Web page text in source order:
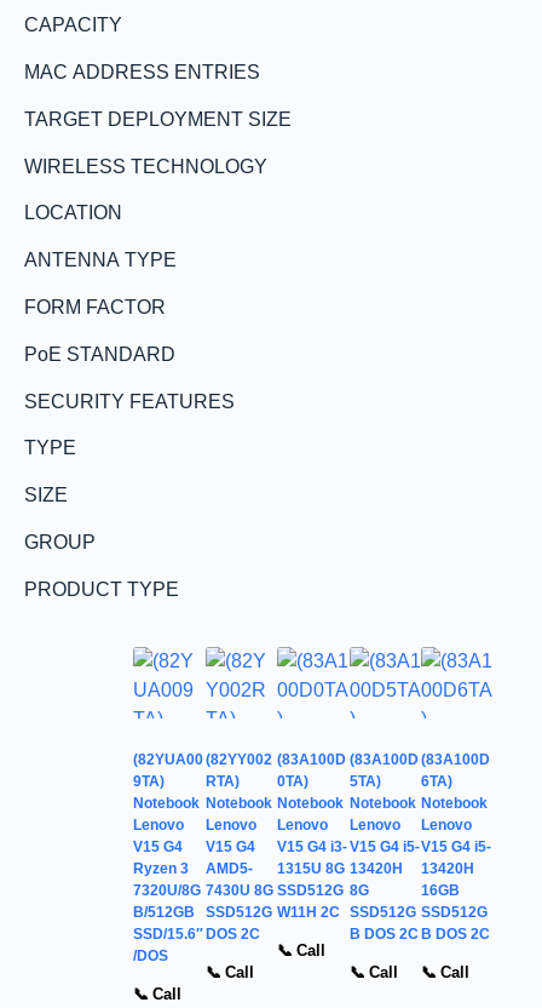
CAPACITY
MAC ADDRESS ENTRIES
TARGET DEPLOYMENT SIZE
WIRELESS TECHNOLOGY
LOCATION
ANTENNA TYPE
FORM FACTOR
PoE STANDARD
SECURITY FEATURES
TYPE
SIZE
GROUP
PRODUCT TYPE
(82YUA00
9TA)
Notebook
Lenovo
V15 G4
Ryzen 3
7320U/8G
B/512GB
SSD/15.6″
/DOS
📞 Call
(82YY002
RTA)
Notebook
Lenovo
V15 G4
AMD5-
7430U 8G
SSD512G
DOS 2C
📞 Call
(83A100D
0TA)
Notebook
Lenovo
V15 G4 i3-
1315U 8G
SSD512G
W11H 2C
📞 Call
(83A100D
5TA)
Notebook
Lenovo
V15 G4 i5-
13420H
8G
SSD512G
B DOS 2C
📞 Call
(83A100D
6TA)
Notebook
Lenovo
V15 G4 i5-
13420H
16GB
SSD512G
B DOS 2C
📞 Call